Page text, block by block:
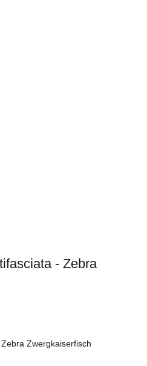
- Zebra
Zwergkaiserfisch